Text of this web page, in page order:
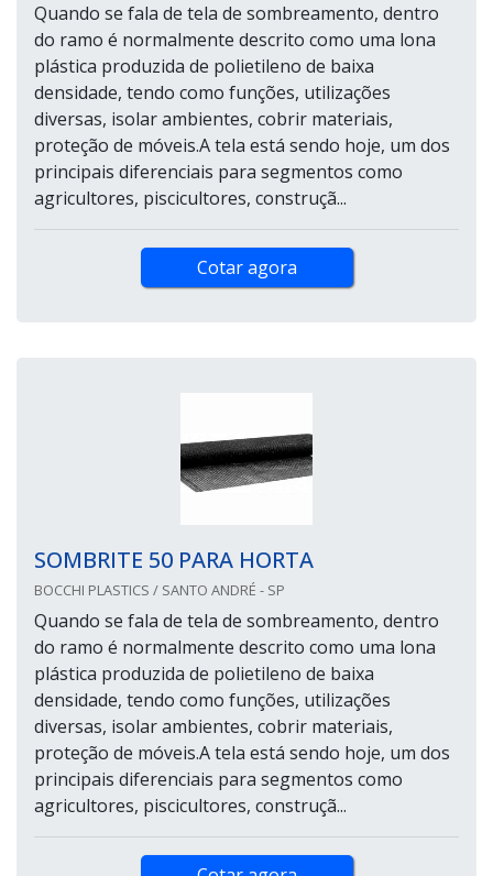
Quando se fala de tela de sombreamento, dentro
do ramo é normalmente descrito como uma lona
plástica produzida de polietileno de baixa
densidade, tendo como funções, utilizações
diversas, isolar ambientes, cobrir materiais,
proteção de móveis.A tela está sendo hoje, um dos
principais diferenciais para segmentos como
agricultores, piscicultores, construçã...
Cotar agora
SOMBRITE 50 PARA HORTA
BOCCHI PLASTICS / SANTO ANDRÉ - SP
Quando se fala de tela de sombreamento, dentro
do ramo é normalmente descrito como uma lona
plástica produzida de polietileno de baixa
densidade, tendo como funções, utilizações
diversas, isolar ambientes, cobrir materiais,
proteção de móveis.A tela está sendo hoje, um dos
principais diferenciais para segmentos como
agricultores, piscicultores, construçã...